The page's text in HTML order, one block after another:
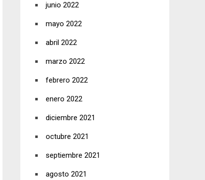
junio 2022
mayo 2022
abril 2022
marzo 2022
febrero 2022
enero 2022
diciembre 2021
octubre 2021
septiembre 2021
agosto 2021